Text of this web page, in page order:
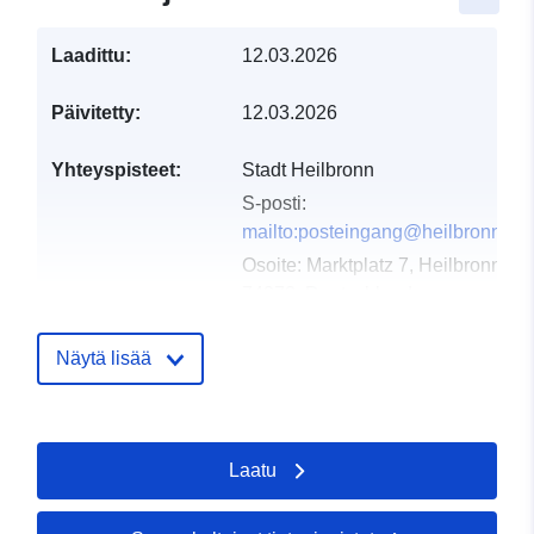
Laadittu: 12.03.2026
Päivitetty: 12.03.2026
Yhteyspisteet:
Stadt Heilbronn
S-posti:
mailto:posteingang@heilbronn.de
Osoite: Marktplatz 7, Heilbronn,
koskeva rekisteri:
March 2026
Päivitetty data.europa.eu:
August 2026
Näytä lisää
Laatu